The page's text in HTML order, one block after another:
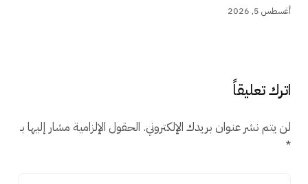
أغسطس 5, 2026
اترك تعليقاً
لن يتم نشر عنوان بريدك الإلكتروني. الحقول الإلزامية مشار إليها بـ
*